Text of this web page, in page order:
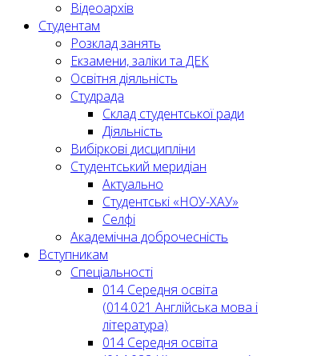
Відеоархів
Студентам
Розклад занять
Екзамени, заліки та ДЕК
Освітня діяльність
Студрада
Склад студентської ради
Діяльність
Вибіркові дисципліни
Студентський меридіан
Актуально
Студентські «НОУ-ХАУ»
Селфі
Академічна доброчесність
Вступникам
Спеціальності
014 Середня освіта
(014.021 Англійська мова і
література)
014 Середня освіта